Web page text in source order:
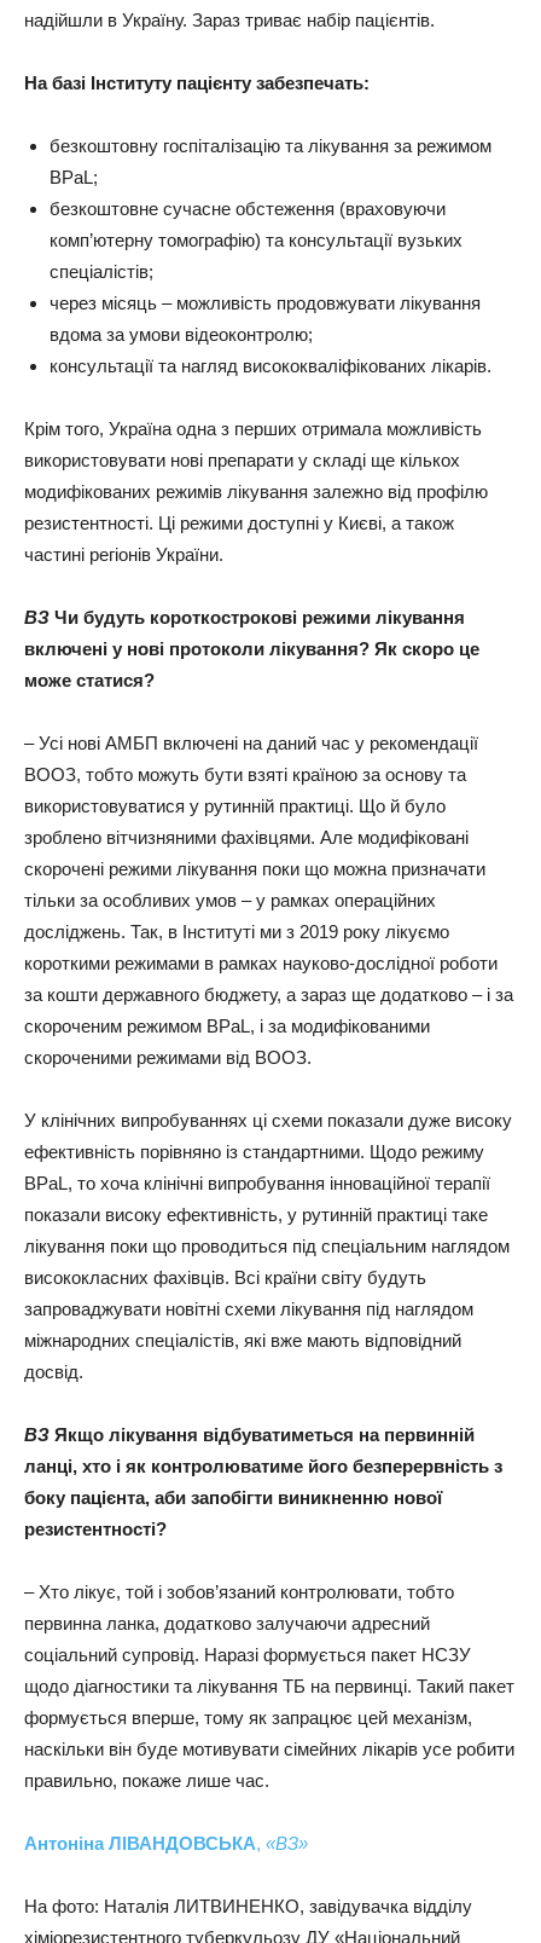
надійшли в Україну. Зараз триває набір пацієнтів.
На базі Інституту пацієнту забезпечать:
безкоштовну госпіталізацію та лікування за режимом
BPaL;
безкоштовне сучасне обстеження (враховуючи
комп’ютерну томографію) та консультації вузьких
спеціалістів;
через місяць – можливість продовжувати лікування
вдома за умови відеоконтролю;
консультації та нагляд висококваліфікованих лікарів.
Крім того, Україна одна з перших отримала можливість
використовувати нові препарати у складі ще кількох
модифікованих режимів лікування залежно від профілю
резистентності. Ці режими доступні у Києві, а також
частині регіонів України.
ВЗ Чи будуть короткострокові режими лікування
включені у нові протоколи лікування? Як скоро це
може статися?
– Усі нові АМБП включені на даний час у рекомендації
ВООЗ, тобто можуть бути взяті країною за основу та
використовуватися у рутинній практиці. Що й було
зроблено вітчизняними фахівцями. Але модифіковані
скорочені режими лікування поки що можна призначати
тільки за особливих умов – у рамках операційних
досліджень. Так, в Інституті ми з 2019 року лікуємо
короткими режимами в рамках науково-дослідної роботи
за кошти державного бюджету, а зараз ще додатково – і за
скороченим режимом BРaL, і за модифікованими
скороченими режимами від ВООЗ.
У клінічних випробуваннях ці схеми показали дуже високу
ефективність порівняно із стандартними. Щодо режиму
BРaL, то хоча клінічні випробування інноваційної терапії
показали високу ефективність, у рутинній практиці таке
лікування поки що проводиться під спеціальним наглядом
висококласних фахівців. Всі країни світу будуть
запроваджувати новітні схеми лікування під наглядом
міжнародних спеціалістів, які вже мають відповідний
досвід.
ВЗ Якщо лікування відбуватиметься на первинній
ланці, хто і як контролюватиме його безперервність з
боку пацієнта, аби запобігти виникненню нової
резистентності?
– Хто лікує, той і зобов’язаний контролювати, тобто
первинна ланка, додатково залучаючи адресний
соціальний супровід. Наразі формується пакет НСЗУ
щодо діагностики та лікування ТБ на первинці. Такий пакет
формується вперше, тому як запрацює цей механізм,
наскільки він буде мотивувати сімейних лікарів усе робити
правильно, покаже лише час.
Антоніна ЛІВАНДОВСЬКА, «ВЗ»
На фото: Наталія ЛИТВИНЕНКО, завідувачка відділу
хіміорезистентного туберкульозу ДУ «Національний